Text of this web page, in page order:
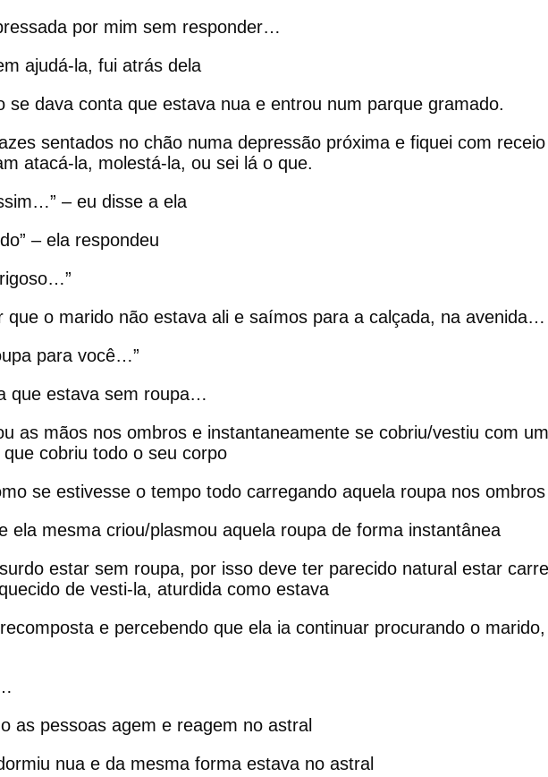
por mim sem responder…
ajudá-la, fui atrás dela
se dava conta que estava nua e entrou num parque gramado.
sentados no chão numa depressão próxima e fiquei com
atacá-la, molestá-la, ou sei lá o que.
– eu disse a ela
– ela respondeu
que o marido não estava ali e saímos para a calçada, na avenida…
para você…”
que estava sem roupa…
as mãos nos ombros e instantaneamente se cobriu/vestiu com
cobriu todo o seu corpo
se estivesse o tempo todo carregando aquela roupa nos ombros
ela mesma criou/plasmou aquela roupa de forma instantânea
estar sem roupa, por isso deve ter parecido natural estar
de vesti-la, aturdida como estava
e percebendo que ela ia continuar procurando o
as pessoas agem e reagem no astral
nua e da mesma forma estava no astral